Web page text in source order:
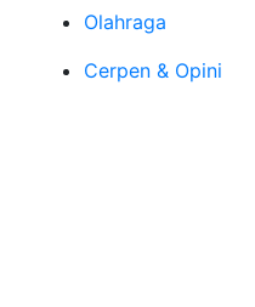
Olahraga
Cerpen & Opini